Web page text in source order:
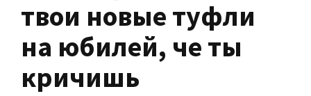
твои новые туфли
на юбилей, че ты
кричишь